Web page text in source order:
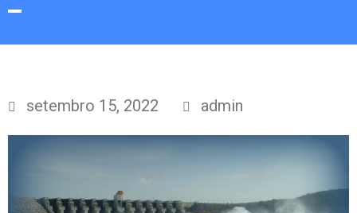
setembro 15, 2022 admin